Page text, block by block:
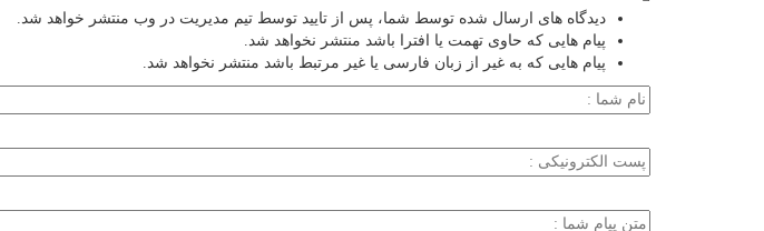
دیدگاه های ارسال شده توسط شما، پس از تایید توسط تیم مدیریت در وب منتشر خواهد شد.
پیام هایی که حاوی تهمت یا افترا باشد منتشر نخواهد شد.
پیام هایی که به غیر از زبان فارسی یا غیر مرتبط باشد منتشر نخواهد شد.